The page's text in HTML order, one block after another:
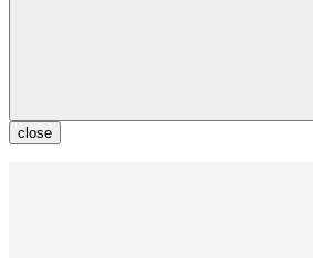
close